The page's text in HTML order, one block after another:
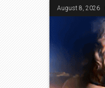
August 8, 2026